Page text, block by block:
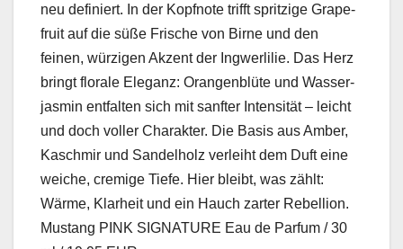
neu definiert. In der Kopfnote trifft spritzige Grape­
fruit auf die süße Frische von Birne und den
feinen, würzi­gen Akzent der Ing­w­erlilie. Das Herz
bringt flo­rale Ele­ganz: Orangen­blüte und Wasser­
jas­min ent­fal­ten sich mit san­fter Inten­sität – leicht
und doch voller Charak­ter. Die Basis aus Amber,
Kaschmir und Sandel­holz ver­lei­ht dem Duft eine
weiche, cremige Tiefe. Hier bleibt, was zählt:
Wärme, Klarheit und ein Hauch zarter Rebel­lion.
Mus­tang PINK SIGNATURE Eau de Par­fum / 30